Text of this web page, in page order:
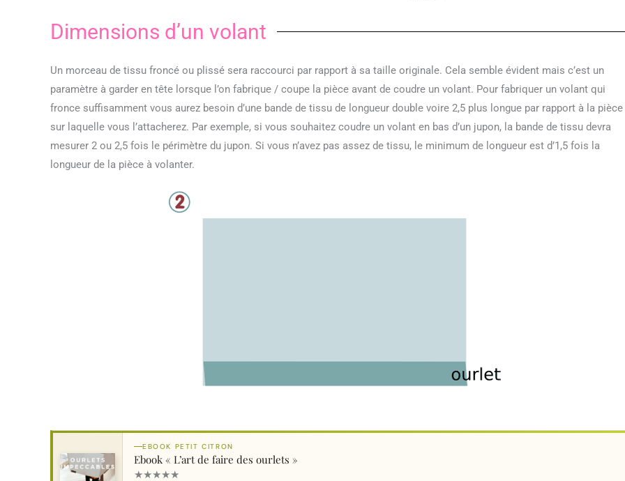
Dimensions d’un volant
Un morceau de tissu froncé ou plissé sera raccourci par rapport à sa taille originale. Cela semble évident mais c’est un
paramètre à garder en tête lorsque l’on fabrique / coupe la pièce avant de coudre un volant. Pour fabriquer un volant qui
fronce suffisamment vous aurez besoin d’une bande de tissu de longueur double voire 2,5 plus longue par rapport à la pièce
sur laquelle vous l’attacherez. Par exemple, si vous souhaitez coudre un volant en bas d’un jupon, la bande de tissu devra
mesurer 2 ou 2,5 fois le périmètre du jupon. Si vous n’avez pas assez de tissu, le minimum de longueur est d’1,5 fois la
longueur de la pièce à volanter.
EBOOK PETIT CITRON
Ebook « L’art de faire des ourlets »
★★★★★